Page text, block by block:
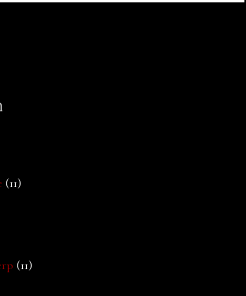
(11)
(11)